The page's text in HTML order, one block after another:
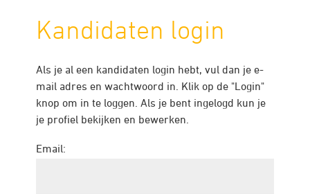
Kandidaten login
Als je al een kandidaten login hebt, vul dan je e-
mail adres en wachtwoord in. Klik op de "Login"
knop om in te loggen. Als je bent ingelogd kun je
je profiel bekijken en bewerken.
Email: